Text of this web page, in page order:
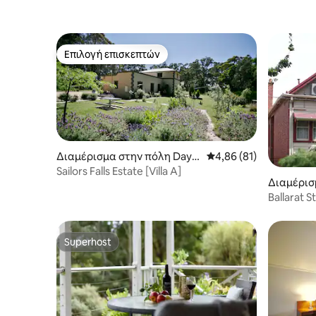
Επιλογή επισκεπτών
Επιλογή επισκεπτών
Διαμέρισμα στην πόλη Dayle
sford
Μέση βαθμολογία:
4,86 (81)
Sailors Falls Estate [Villa A]
ers Hill
Ballarat
Superhost
Superhost